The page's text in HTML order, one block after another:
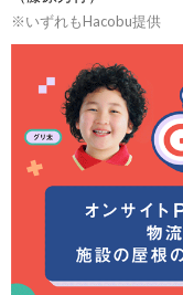
※いずれもHacobu提供